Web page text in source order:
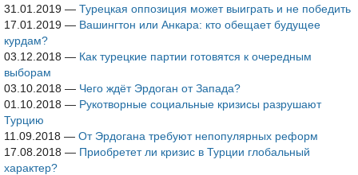
31.01.2019 — Турецкая оппозиция может выиграть и не победить
17.01.2019 — Вашингтон или Анкара: кто обещает будущее
курдам?
03.12.2018 — Как турецкие партии готовятся к очередным
выборам
03.10.2018 — Чего ждёт Эрдоган от Запада?
01.10.2018 — Рукотворные социальные кризисы разрушают
Турцию
11.09.2018 — От Эрдогана требуют непопулярных реформ
17.08.2018 — Приобретет ли кризис в Турции глобальный
характер?